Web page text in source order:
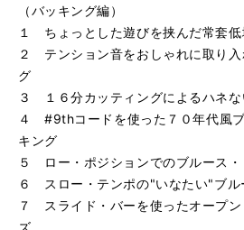
（バッキング編）
１ ちょっとした遊びを挟んだ常套低
２ テンション音をおしゃれに取り入
グ
３ １６分カッティングによるハネ
４ #9thコードを使った７０年代風
キング
５ ロー・ポジションでのブルース・
６ スロー・テンポの"いなたい"ブル
７ スライド・バーを使ったオープ
ズ